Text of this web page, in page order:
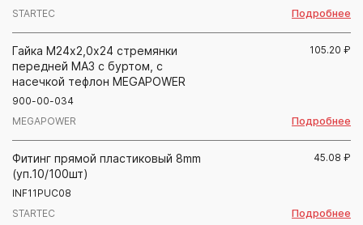
STARTEC
Подробнее
Гайка М24х2,0х24 стремянки
передней МАЗ с буртом, с
насечкой тефлон MEGAPOWER
900-00-034
MEGAPOWER
105.20 ₽
Подробнее
Фитинг прямой пластиковый 8mm
(уп.10/100шт)
INF11PUC08
STARTEC
45.08 ₽
Подробнее